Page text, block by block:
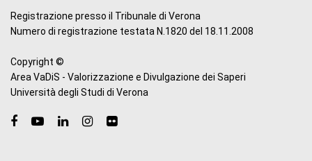
Registrazione presso il Tribunale di Verona
Numero di registrazione testata N.1820 del 18.11.2008
Copyright ©
Area VaDiS - Valorizzazione e Divulgazione dei Saperi
Università degli Studi di Verona